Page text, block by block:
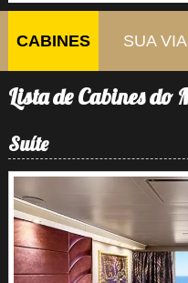
CABINES SUA
Lista de Cabines do
Suíte